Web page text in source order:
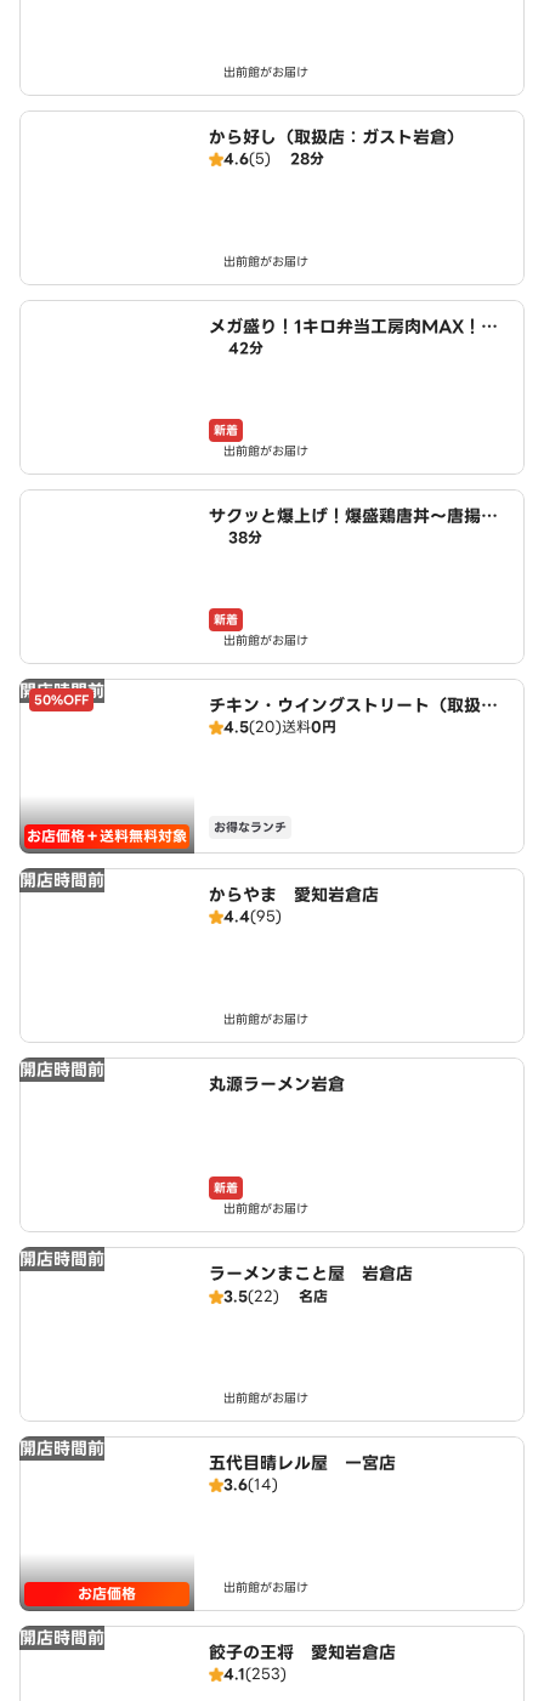
出前館がお届け
から好し（取扱店：ガスト岩倉）
4.6(5) 28分
出前館がお届け
メガ盛り！1キロ弁当工房肉MAX！大
盛りからあげお弁当 小木西店
42分
新着
出前館がお届け
サクッと爆上げ！爆盛鶏唐丼～唐揚げ
商店鳥一ミート 小木西店
38分
新着
出前館がお届け
開店時間前
50%OFF
お店価格＋送料無料対象
チキン・ウイングストリート（取扱：
ピザハット北名古屋徳重店）
4.5(20)送料0円
お得なランチ
開店時間前
からやま 愛知岩倉店
4.4(95)
出前館がお届け
開店時間前
丸源ラーメン岩倉
新着
出前館がお届け
開店時間前
ラーメンまこと屋 岩倉店
3.5(22) 名店
出前館がお届け
開店時間前
お店価格
五代目晴レル屋 一宮店
3.6(14)
出前館がお届け
開店時間前
餃子の王将 愛知岩倉店
4.1(253)